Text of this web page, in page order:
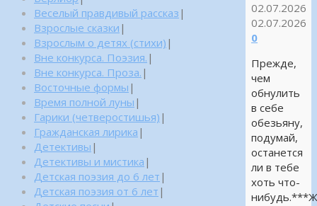
02.07.2026
02.07.2026
0
Прежде,
чем
обнулить
в себе
обезьяну,
подумай,
останется
ли в тебе
хоть что-
Веселый правдивый рассказ |
Взрослые сказки |
Взрослым о детях (стихи) |
Вне конкурса. Поэзия. |
Вне конкурса. Проза. |
Восточные формы |
Время полной луны |
Гарики (четверостишья) |
Гражданская лирика |
Детективы |
Детективы и мистика |
Детская поэзия до 6 лет |
Детская поэзия от 6 лет |